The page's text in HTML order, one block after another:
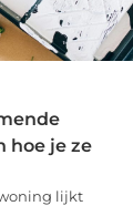
hoe je ze
lijkt